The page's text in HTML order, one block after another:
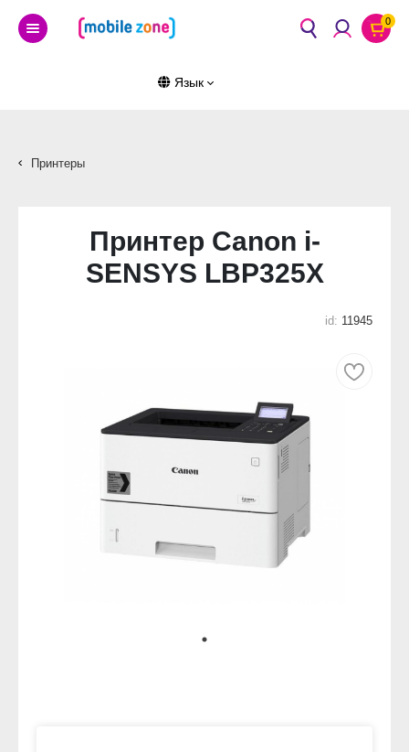
0
Язык
Принтеры
Принтер Canon i-
SENSYS LBP325X
id: 11945